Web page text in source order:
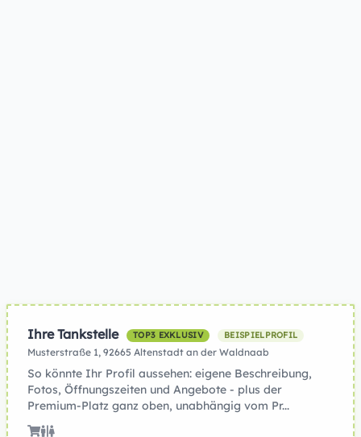
Ihre Tankstelle TOP3 EXKLUSIV BEISPIELPROFIL
Musterstraße 1, 92665 Altenstadt an der Waldnaab
So könnte Ihr Profil aussehen: eigene Beschreibung,
Fotos, Öffnungszeiten und Angebote - plus der
Premium-Platz ganz oben, unabhängig vom Pr...